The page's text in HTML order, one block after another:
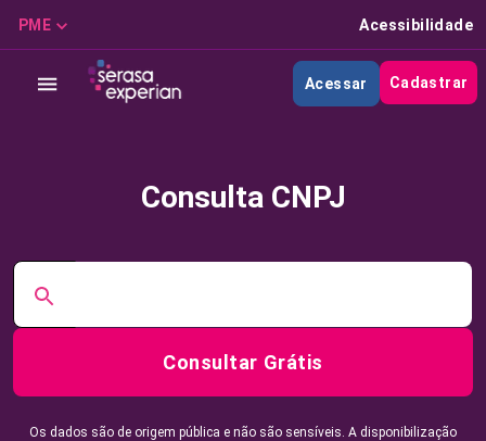
PME Acessibilidade
Acessar Cadastrar
Consulta CNPJ
Consultar Grátis
Os dados são de origem pública e não são sensíveis. A disponibilização